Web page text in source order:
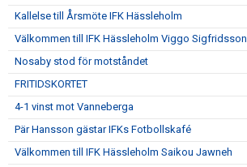
Kallelse till Årsmöte IFK Hässleholm
Välkommen till IFK Hässleholm Viggo Sigfridsson
Nosaby stod för motståndet
FRITIDSKORTET
4-1 vinst mot Vanneberga
Pär Hansson gästar IFKs Fotbollskafé
Välkommen till IFK Hässleholm Saikou Jawneh